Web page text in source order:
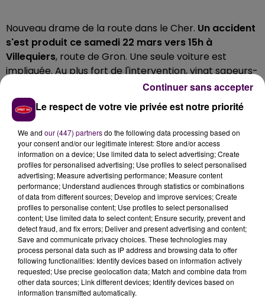
Nouveau drame de la route dans le Cher. Un accident
s'est produit ce samedi 22 mars vers 15h à
Villequiers, route de Gron. Une seule voiture est
impliquée. Au plus fort de l'intervention, vingt sapeurs-
pompiers étaient sur les lieux.Le conducteur, qui a dû
être désincarcéré de son habitacle
, n'a pas survécu
à ses blessures. Une enquête est en cours pour
déterminer les circonstances de cet accident mortel.
À LA UNE
Le respect de votre vie privée est notre priorité
We and our (447) partnersdo the following data processing based on
your consent and/or our legitimate interest: Store and/or access
information on a device; Use limited data to select advertising; Create
profiles for personalised advertising; Use profiles to select personalised
advertising; Measure advertising performance; Measure content
performance; Understand audiences through statistics or combinations
of data from different sources; Develop and improve services; Create
profiles to personalise content; Use profiles to select personalised
content; Use limited data to select content; Ensure security, prevent and
detect fraud, and fix errors; Deliver and present advertising and content;
Save and communicate privacy choices. These technologies may
process personal data such as IP address and browsing data to offer
following functionalities: Identify devices based on information actively
requested; Use precise geolocation data; Match and combine data from
other data sources; Link different devices; Identify devices based on
information transmitted automatically.
Continuer sans accepter